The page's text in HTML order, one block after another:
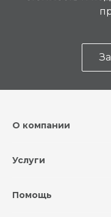
О компании
Услуги
Помощь